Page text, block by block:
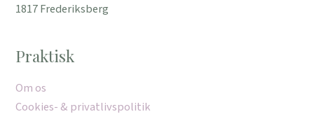
1817 Frederiksberg
Praktisk
Om os
Cookies- & privatlivspolitik